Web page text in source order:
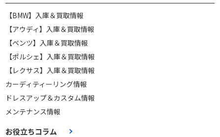
【BMW】入庫＆買取情報
【アウディ】入庫＆買取情報
【ベンツ】入庫＆買取情報
【ポルシェ】入庫＆買取情報
【レクサス】入庫＆買取情報
カーディティーリング情報
ドレスアップ＆カスタム情報
メンテナンス情報
お役立ちコラム